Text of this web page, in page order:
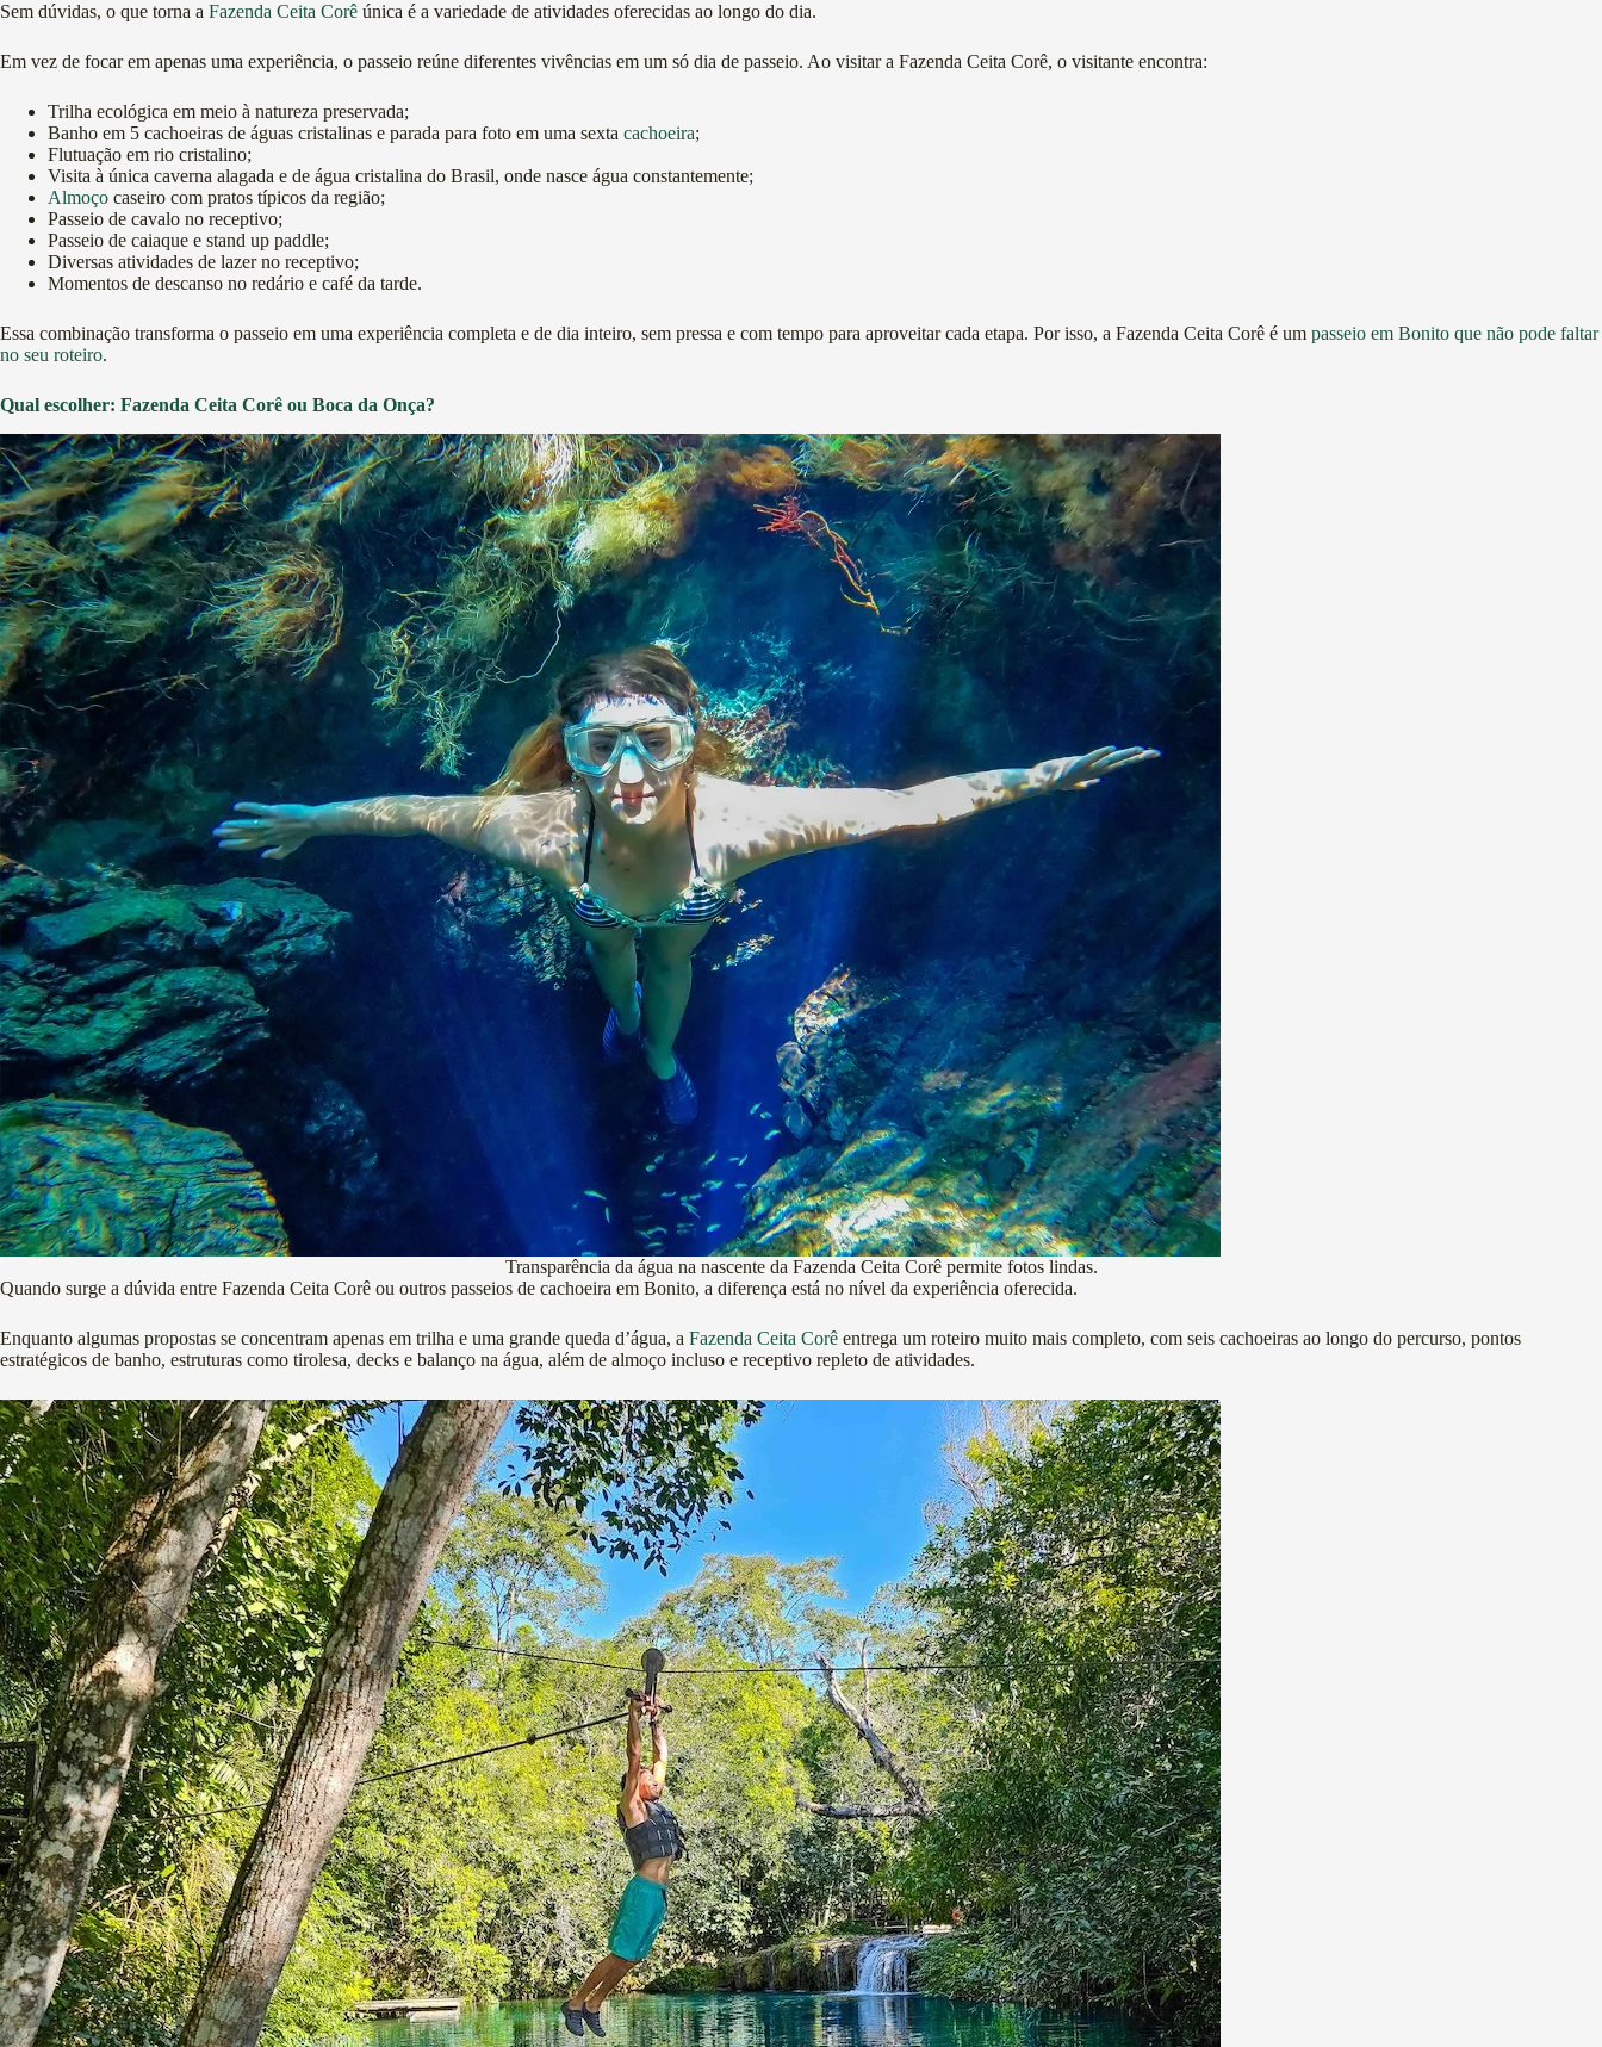
Sem dúvidas, o que torna a Fazenda Ceita Corê única é a variedade de atividades oferecidas ao longo do dia.
Em vez de focar em apenas uma experiência, o passeio reúne diferentes vivências em um só dia de passeio. Ao visitar a Fazenda Ceita Corê, o visitante encontra:
Trilha ecológica em meio à natureza preservada;
Banho em 5 cachoeiras de águas cristalinas e parada para foto em uma sexta cachoeira;
Flutuação em rio cristalino;
Visita à única caverna alagada e de água cristalina do Brasil, onde nasce água constantemente;
Almoço caseiro com pratos típicos da região;
Passeio de cavalo no receptivo;
Passeio de caiaque e stand up paddle;
Diversas atividades de lazer no receptivo;
Momentos de descanso no redário e café da tarde.
Essa combinação transforma o passeio em uma experiência completa e de dia inteiro, sem pressa e com tempo para aproveitar cada etapa. Por isso, a Fazenda Ceita Corê é um passeio em Bonito que não pode faltar
no seu roteiro.
Qual escolher: Fazenda Ceita Corê ou Boca da Onça?
Transparência da água na nascente da Fazenda Ceita Corê permite fotos lindas.
Quando surge a dúvida entre Fazenda Ceita Corê ou outros passeios de cachoeira em Bonito, a diferença está no nível da experiência oferecida.
Enquanto algumas propostas se concentram apenas em trilha e uma grande queda d’água, a Fazenda Ceita Corê entrega um roteiro muito mais completo, com seis cachoeiras ao longo do percurso, pontos
estratégicos de banho, estruturas como tirolesa, decks e balanço na água, além de almoço incluso e receptivo repleto de atividades.